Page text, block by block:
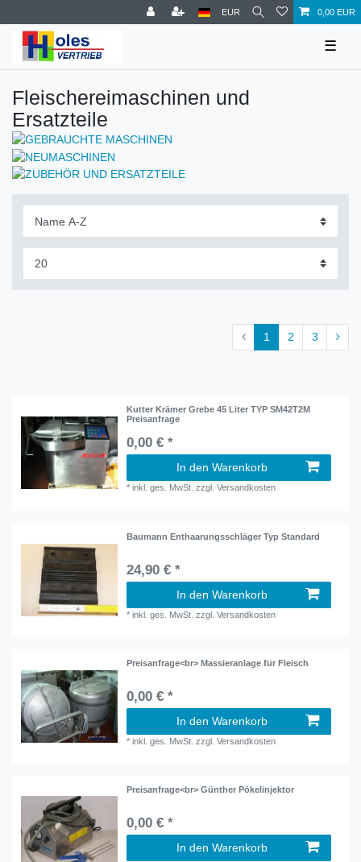
EUR 0,00 EUR
☰
Fleischereimaschinen und
Ersatzteile
1 2 3
Kutter Krämer Grebe 45 Liter TYP SM42T2M
Preisanfrage
0,00 € *
In den Warenkorb
*inkl. ges. MwSt. zzgl.Versandkosten
Baumann Enthaarungsschläger Typ Standard
24,90 € *
In den Warenkorb
*inkl. ges. MwSt. zzgl.Versandkosten
Preisanfrage<br> Massieranlage für Fleisch
0,00 € *
In den Warenkorb
*inkl. ges. MwSt. zzgl.Versandkosten
Preisanfrage<br> Günther Pökelinjektor
0,00 € *
In den Warenkorb